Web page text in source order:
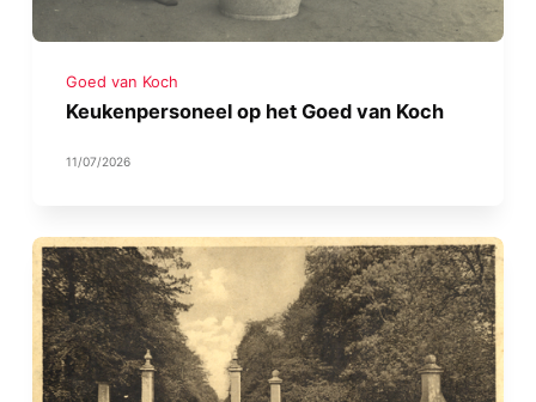
Goed van Koch
Keukenpersoneel op het Goed van Koch
11/07/2026